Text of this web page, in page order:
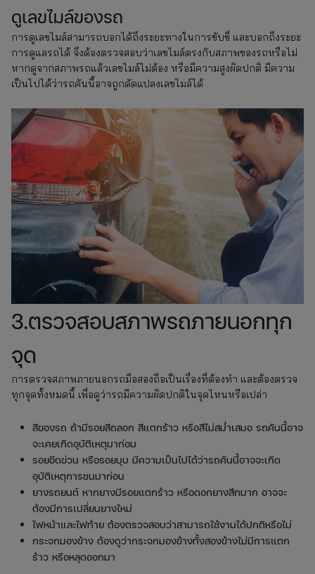
ดูเลขไมล์ของรถ
การดูเลขไมล์สามารถบอกได้ถึงระยะทางในการขับขี่ และบอกถึงระยะ
การดูแลรถได้ จึงต้องตรวจสอบว่าเลขไมล์ตรงกับสภาพของรถหรือไม่
หากดูจากสภาพรถแล้วเลขไมล์ไม่ต้อง หรือมีความสูงผิดปกติ มีความ
เป็นไปได้ว่ารถคันนี้อาจถูกดัดแปลงเลขไมล์ได้
3.ตรวจสอบสภาพรถภายนอกทุก
จุด
การตรวจสภาพภายนอกรถมือสองถือเป็นเรื่องที่ต้องทำ และต้องตรวจ
ทุกจุดทั้งหมดนี้ เพื่อดูว่ารถมีความผิดปกติในจุดไหนหรือเปล่า
สีของรถ ถ้ามีรอยสีถลอก สีแตกร้าว หรือสีไม่สม่ำเสมอ รถคันนี้อาจ
จะเคยเกิดอุบัติเหตุมาก่อน
รอยขีดข่วน หรือรอยบุบ มีความเป็นไปได้ว่ารถคันนี้อาจจะเกิด
อุบัติเหตุการชนมาก่อน
ยางรถยนต์ หากยางมีรอยแตกร้าว หรือดอกยางสึกมาก อาจจะ
ต้องมีการเปลี่ยนยางใหม่
ไฟหน้าและไฟท้าย ต้องตรวจสอบว่าสามารถใช้งานได้ปกติหรือไม่
กระจกมองข้าง ต้องดูว่ากระจกมองข้างทั้งสองข้างไม่มีการแตก
ร้าว หรือหลุดออกมา